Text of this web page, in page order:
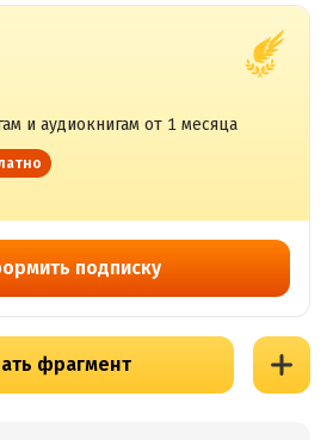
и аудиокнигам от 1 месяца
подписку
фрагмент